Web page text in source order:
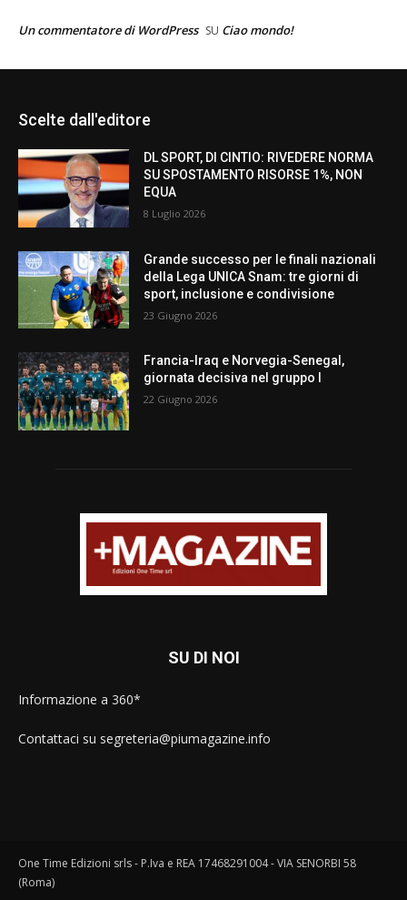
Un commentatore di WordPress SU Ciao mondo!
Scelte dall'editore
DL SPORT, DI CINTIO: RIVEDERE NORMA
SU SPOSTAMENTO RISORSE 1%, NON
EQUA
8 Luglio 2026
Grande successo per le finali nazionali
della Lega UNICA Snam: tre giorni di
sport, inclusione e condivisione
23 Giugno 2026
Francia-Iraq e Norvegia-Senegal,
giornata decisiva nel gruppo I
22 Giugno 2026
SU DI NOI
Informazione a 360*
Contattaci su segreteria@piumagazine.info
One Time Edizioni srls - P.Iva e REA 17468291004 - VIA SENORBI 58
(Roma)